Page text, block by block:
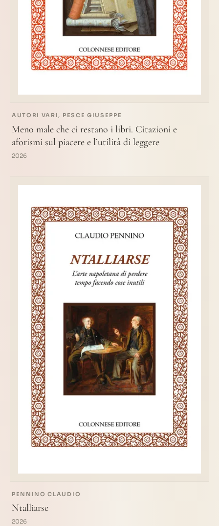
AUTORI VARI, PESCE GIUSEPPE
Meno male che ci restano i libri. Citazioni e
aforismi sul piacere e l’utilità di leggere
2026
PENNINO CLAUDIO
Ntalliarse
2026